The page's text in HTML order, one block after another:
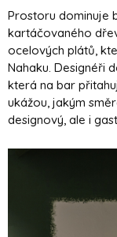
Prostoru dominuje
kartáčovaného
ocelových plátů,
Nahaku. Designéři
která na bar
ukážou, jakým
designový, ale i